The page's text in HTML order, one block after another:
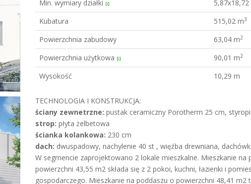
Min. wymiary działki [i]
5,87x18,72
Kubatura
515,02 m3
Powierzchnia zabudowy 63,04 m2
Powierzchnia użytkowa [i] 90,01 m2
Wysokość 10,29 m
TECHNOLOGIA I KONSTRUKCJA:
ściany zewnetrzne: pustak ceramiczny Porotherm 25 cm,
strop: płyta żelbetowa
ścianka kolankowa: 230 cm
dach: dwuspadowy, nachylenie 40 st , więźba drewniana,
W segmencie zaprojektowano 2 lokale mieszkalne. Mieszkanie na
powierzchni 43,55 m2 składa się z 2 pokoi, kuchni, łazienki i
gospodarczego. Mieszkanie na poddaszu o powierzchni 48,41 m2